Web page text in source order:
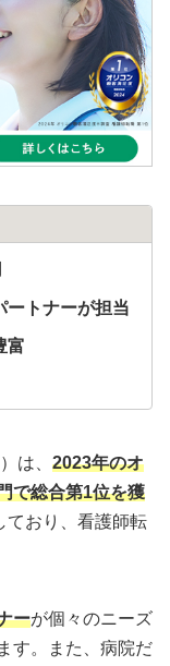
ートナーが担当
富
は、 2023年のオ
で総合第1位を獲
ており、看護師転
ーが個々のニーズ
す。また、病院だ